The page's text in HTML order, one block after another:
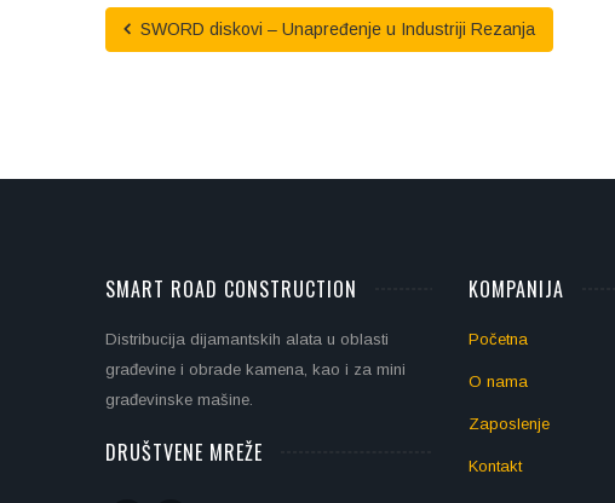
SWORD diskovi – Unapređenje u Industriji Rezanja
SMART ROAD CONSTRUCTION
Distribucija dijamantskih alata u oblasti
građevine i obrade kamena, kao i za mini
građevinske mašine.
DRUŠTVENE MREŽE
KOMPANIJA
Početna
O nama
Zaposlenje
Kontakt